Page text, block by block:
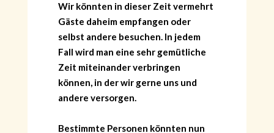
ÜBER AVANTGART.DE
Wir könnten in dieser Zeit vermehrt
Gäste daheim empfangen oder
selbst andere besuchen. In jedem
Fall wird man eine sehr gemütliche
Zeit miteinander verbringen
können, in der wir gerne uns und
andere versorgen.
Bestimmte Personen könnten nun